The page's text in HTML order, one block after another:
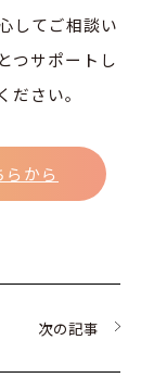
してご相談い
つサポートし
さい。
から
次の記事